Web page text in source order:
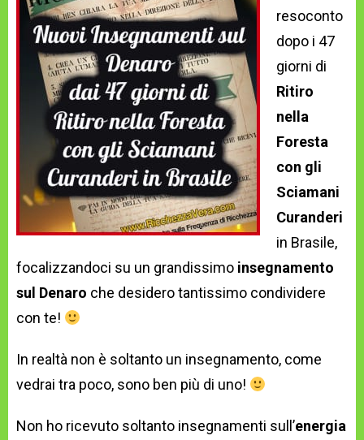
resoconto
dopo i 47
giorni di
Ritiro
nella
Foresta
con gli
Sciamani
Curanderi
in Brasile,
focalizzandoci su un grandissimo insegnamento
sul Denaro che desidero tantissimo condividere
con te!
In realtà non è soltanto un insegnamento, come
vedrai tra poco, sono ben più di uno!
Non ho ricevuto soltanto insegnamenti sull’energia